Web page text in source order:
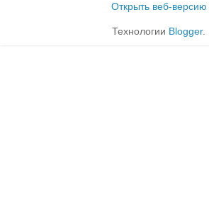
Открыть веб-версию
Технологии Blogger.